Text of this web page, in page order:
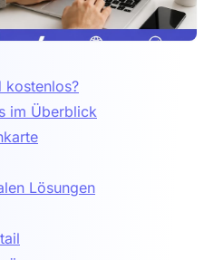
kostenlos?
im Überblick
Lösungen